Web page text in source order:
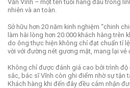
Văn Vĩnh – một tên tuổi hàng đầu trong
nhiên và an toàn.
Sở hữu hơn 20 năm kinh nghiệm “chinh
làm hài lòng hơn 20.000 khách hàng trên
do ông thực hiện không chỉ đạt chuẩn tỉ
vời với đường nét gương mặt, mang lại vẻ
Không chỉ được đánh giá cao bởi trình độ
sắc, bác sĩ Vĩnh còn ghi điểm nhờ sự tận
Khách hàng khi đến đây đều cảm nhận